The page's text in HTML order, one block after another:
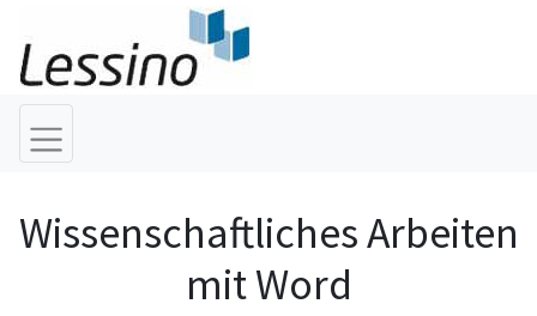
Wissenschaftliches Arbeiten
mit Word